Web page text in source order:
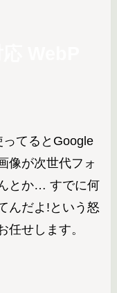
てるとGoogle
像が次世代フォ
とか… すでに何
んだよ!という怒
任せします。